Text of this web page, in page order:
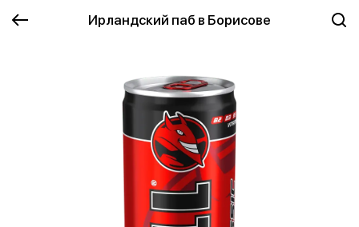
Ирландский паб в Борисове